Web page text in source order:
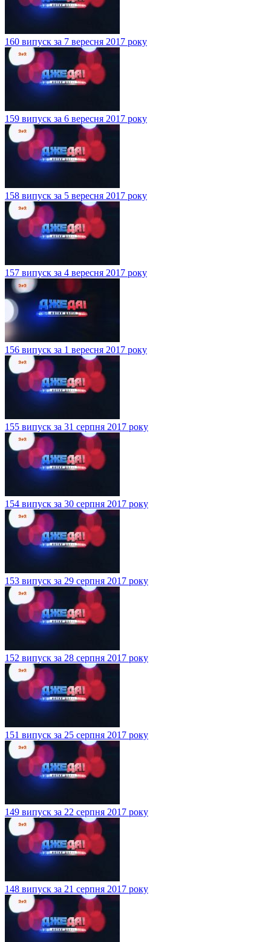
160 випуск за 7 вересня 2017 року
159 випуск за 6 вересня 2017 року
158 випуск за 5 вересня 2017 року
157 випуск за 4 вересня 2017 року
156 випуск за 1 вересня 2017 року
155 випуск за 31 серпня 2017 року
154 випуск за 30 серпня 2017 року
153 випуск за 29 серпня 2017 року
152 випуск за 28 серпня 2017 року
151 випуск за 25 серпня 2017 року
149 випуск за 22 серпня 2017 року
148 випуск за 21 серпня 2017 року